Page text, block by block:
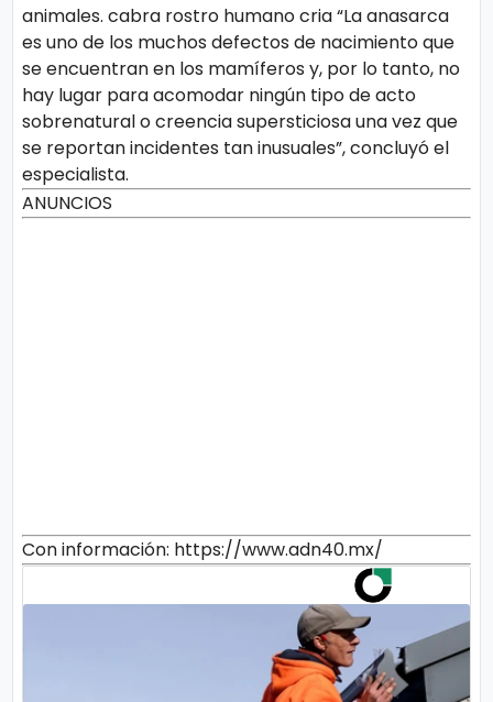
animales. cabra rostro humano cria “La anasarca
es uno de los muchos defectos de nacimiento que
se encuentran en los mamíferos y, por lo tanto, no
hay lugar para acomodar ningún tipo de acto
sobrenatural o creencia supersticiosa una vez que
se reportan incidentes tan inusuales”, concluyó el
especialista.
ANUNCIOS
Con información: https://www.adn40.mx/